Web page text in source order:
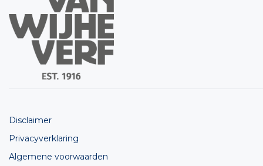
Disclaimer
Privacyverklaring
Algemene voorwaarden